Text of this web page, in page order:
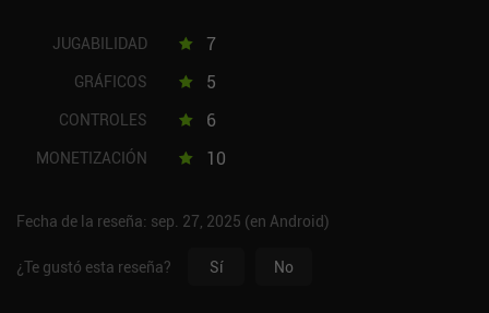
JUGABILIDAD 7
GRÁFICOS 5
CONTROLES 6
MONETIZACIÓN 10
Fecha de la reseña: sep. 27, 2025 (en Android)
¿Te gustó esta reseña? Sí No